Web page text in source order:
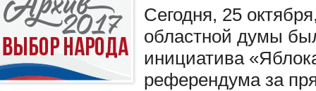
Сегодня, 25
областной думы
инициатива
референдума за